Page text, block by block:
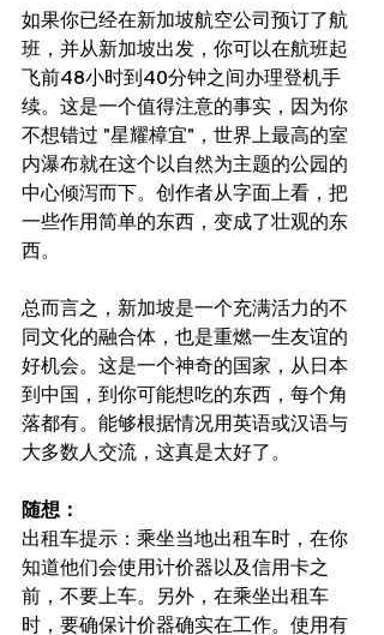
如果你已经在新加坡航空公司预订了航
班，并从新加坡出发，你可以在航班起
飞前48小时到40分钟之间办理登机手
续。这是一个值得注意的事实，因为你
不想错过 "星耀樟宜"，世界上最高的室
内瀑布就在这个以自然为主题的公园的
中心倾泻而下。创作者从字面上看，把
一些作用简单的东西，变成了壮观的东
西。
总而言之，新加坡是一个充满活力的不
同文化的融合体，也是重燃一生友谊的
好机会。这是一个神奇的国家，从日本
到中国，到你可能想吃的东西，每个角
落都有。能够根据情况用英语或汉语与
大多数人交流，这真是太好了。
随想：
出租车提示：乘坐当地出租车时，在你
知道他们会使用计价器以及信用卡之
前，不要上车。另外，在乘坐出租车
时，要确保计价器确实在工作。使用有